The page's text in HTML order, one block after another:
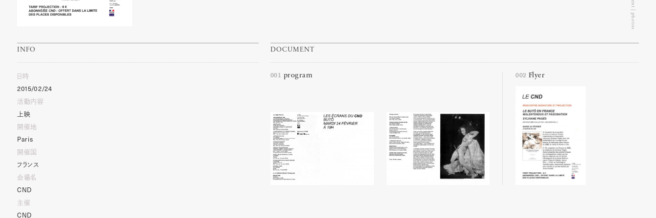
INFO
日時
2015/02/24
活動内容
上映
開催地
Paris
開催国
フランス
会場名
CND
主催
CND
DOCUMENT
001 program 002 Flyer